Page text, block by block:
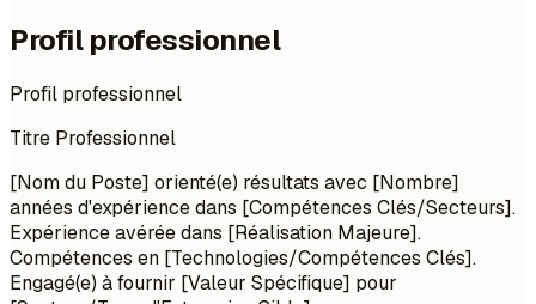
Profil professionnel
Profil professionnel
Titre Professionnel
[Nom du Poste] orienté(e) résultats avec [Nombre]
années d'expérience dans [Compétences Clés/Secteurs].
Expérience avérée dans [Réalisation Majeure].
Compétences en [Technologies/Compétences Clés].
Engagé(e) à fournir [Valeur Spécifique] pour